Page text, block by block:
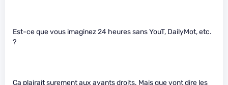
Est-ce que vous imaginez 24 heures sans YouT, DailyMot, etc.
?
Ca plairait surement aux ayants droits. Mais que vont dire les